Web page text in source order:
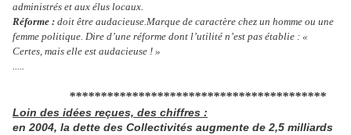
administrés et aux élus locaux.
Réforme : doit être audacieuse.Marque de caractère chez un homme ou une
femme politique. Dire d’une réforme dont l’utilité n’est pas établie : «
Certes, mais elle est audacieuse ! »
.....
*****************************************
Loin des idées reçues, des chiffres :
en 2004, la dette des Collectivités augmente de 2,5 milliards